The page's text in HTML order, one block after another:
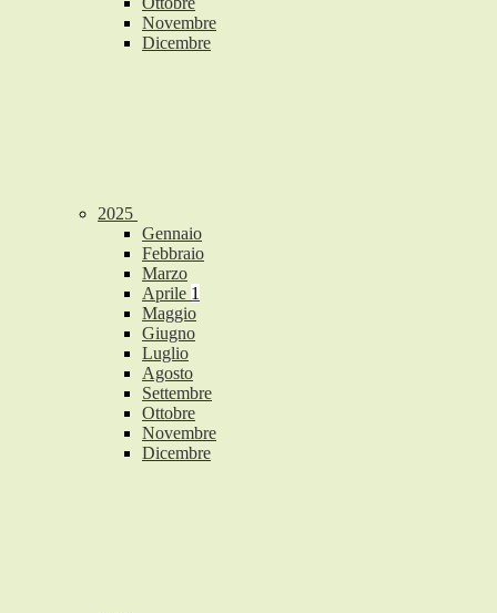
Novembre
Dicembre
2025
Gennaio
Febbraio
Marzo
Aprile 1
Maggio
Giugno
Luglio
Agosto
Settembre
Ottobre
Novembre
Dicembre